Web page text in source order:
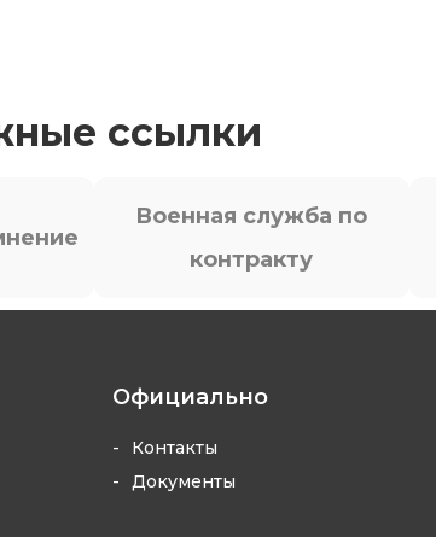
ссылки
Военная служба по
контракту
Официально
Контакты
Документы